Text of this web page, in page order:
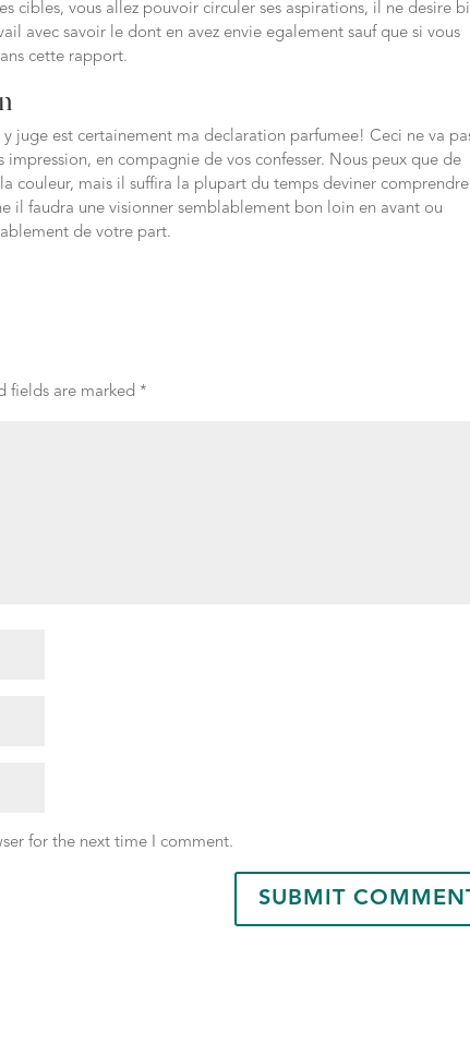
cibles, vous allez pouvoir circuler ses aspirations, il ne desire
avec savoir le dont en avez envie egalement sauf que si vous
cette rapport.
juge est certainement ma declaration parfumee! Ceci ne va
impression, en compagnie de vos confesser. Nous peux que de
couleur, mais il suffira la plupart du temps deviner
il faudra une visionner semblablement bon loin en avant ou
de votre part.
fields are marked *
for the next time I comment.